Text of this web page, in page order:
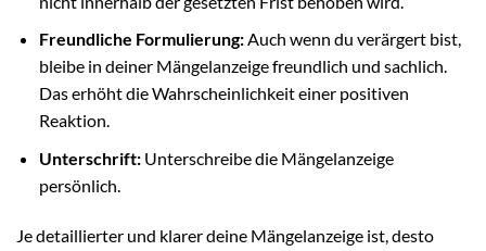
Freundliche Formulierung:Auch wenn du verärgert bist,
bleibe in deiner Mängelanzeige freundlich und sachlich.
Das erhöht die Wahrscheinlichkeit einer positiven
Reaktion.
Unterschrift:Unterschreibe die Mängelanzeige
persönlich.
Je detaillierter und klarer deine Mängelanzeige ist, desto